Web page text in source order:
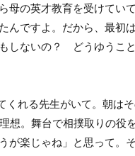
母の英才教育を受けてい
んですよ。だから、最初
しないの？ どうゆうこ
くれる先生がいて。朝は
想。舞台で相撲取りの役
が楽じゃね」と思って。